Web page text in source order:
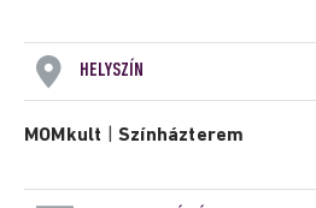
HELYSZÍN
MOMkult |Színházterem